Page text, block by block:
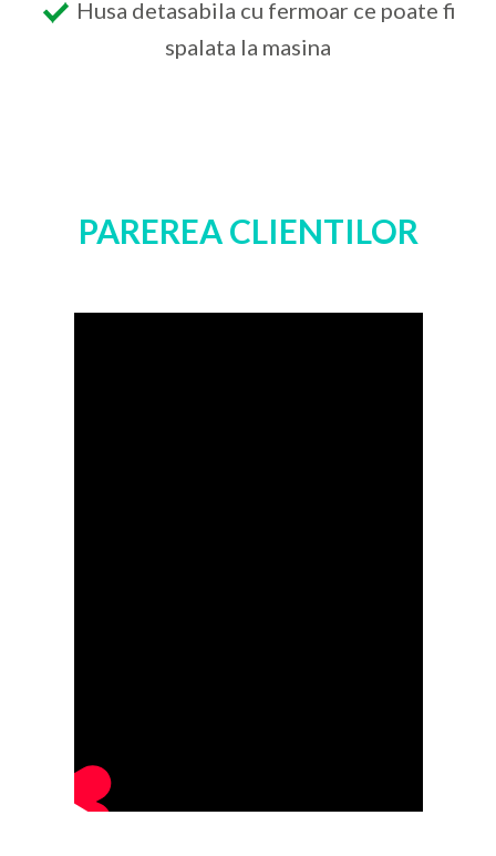
Husa detasabila cu fermoar ce poate fi
spalata la masina
PAREREA CLIENTILOR